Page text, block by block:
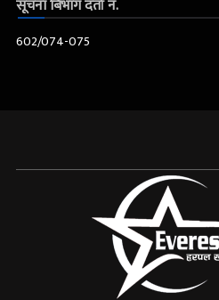
सूचना बिभाग दर्ता नं.
602/074-075